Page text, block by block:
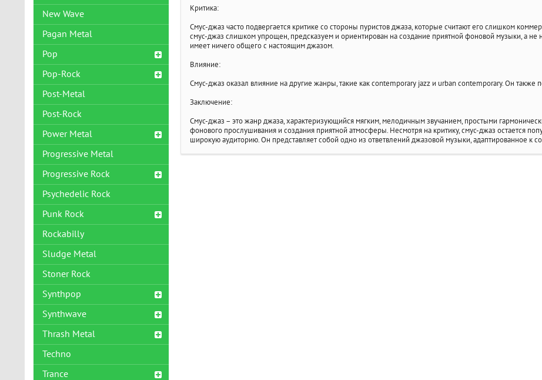
Критика:
Смус-джаз часто подвергается критике со стороны пуристов джаза, которые считают его слишком
смус-джаз слишком упрощен, предсказуем и ориентирован на создание приятной фоновой музыки, а не
имеет ничего общего с настоящим джазом.
Влияние:
Смус-джаз оказал влияние на другие жанры, такие как contemporary jazz и urban contemporary. Он
Заключение:
Смус-джаз – это жанр джаза, характеризующийся мягким, мелодичным звучанием, простыми
фонового прослушивания и создания приятной атмосферы. Несмотря на критику, смус-джаз остается
широкую аудиторию. Он представляет собой одно из ответвлений джазовой музыки, адаптированное к
New Wave
Pagan Metal
Pop
Pop-Rock
Post-Metal
Post-Rock
Power Metal
Progressive Metal
Progressive Rock
Psychedelic Rock
Punk Rock
Rockabilly
Sludge Metal
Stoner Rock
Synthpop
Synthwave
Thrash Metal
Techno
Trance